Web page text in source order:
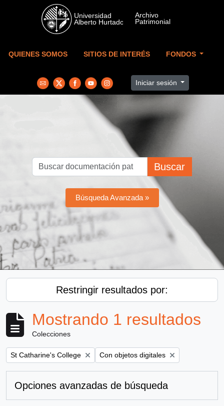
Skip to main content
QUIENES SOMOS SITIOS DE INTERÉS FONDOS
Iniciar sesión
Buscar
Búsqueda Avanzada »
Restringir resultados por:
Mostrando 1 resultados
Colecciones
Remove filter:
St Catharine's College Remove filter:
Con objetos digitales
Opciones avanzadas de búsqueda